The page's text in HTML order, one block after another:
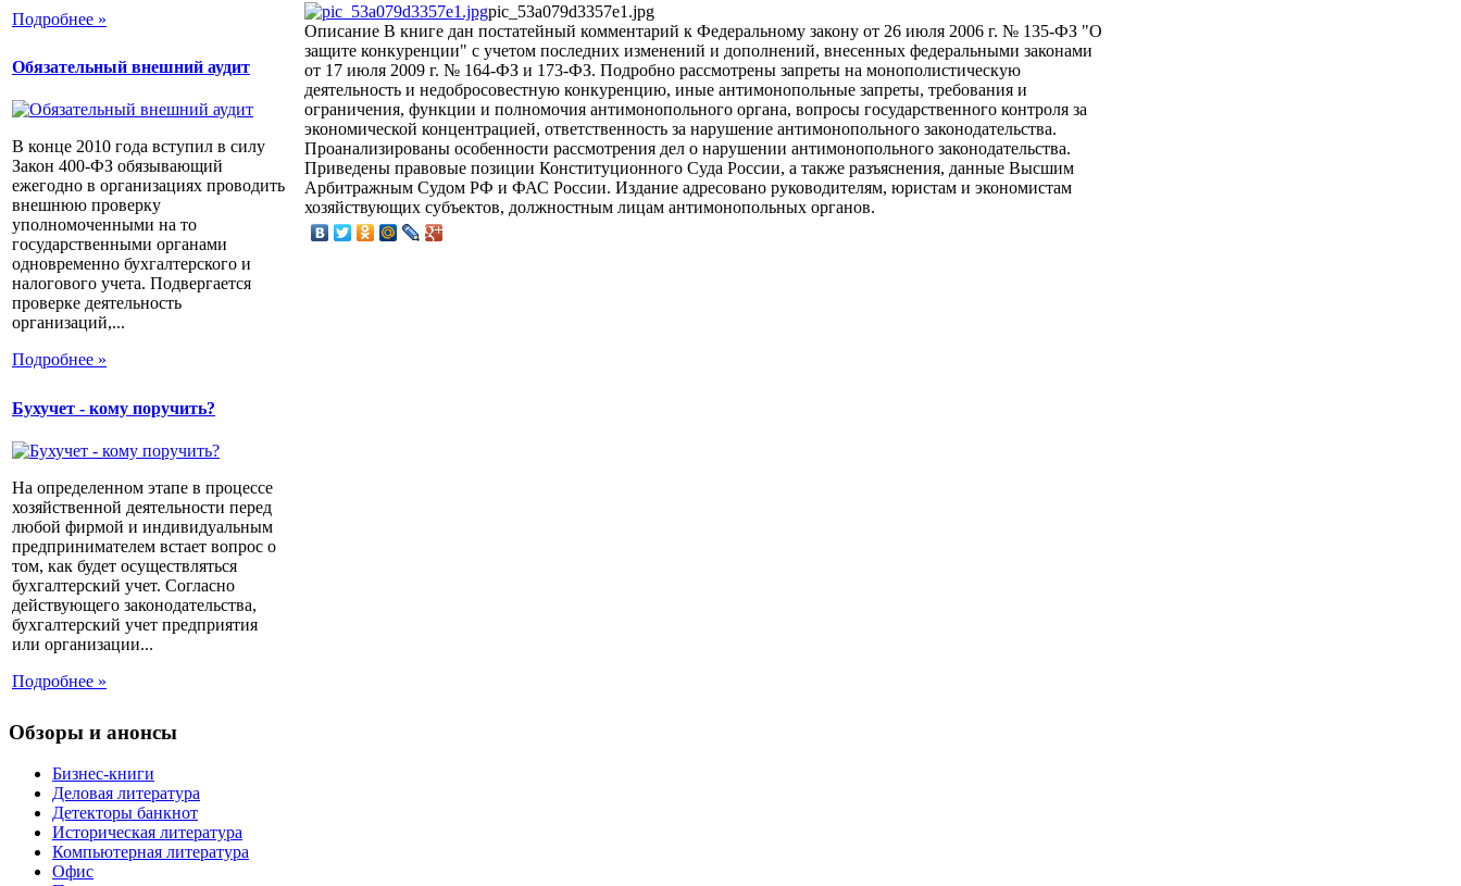
Подробнее »
Обязательный внешний аудит
В конце 2010 года вступил в силу
Закон 400-ФЗ обязывающий
ежегодно в организациях проводить
внешнюю проверку
уполномоченными на то
государственными органами
одновременно бухгалтерского и
налогового учета. Подвергается
проверке деятельность
организаций,...
Подробнее »
Бухучет - кому поручить?
На определенном этапе в процессе
хозяйственной деятельности перед
любой фирмой и индивидуальным
предпринимателем встает вопрос о
том, как будет осуществляться
бухгалтерский учет. Согласно
действующего законодательства,
бухгалтерский учет предприятия
или организации...
Подробнее »
pic_53a079d3357e1.jpg
Описание В книге дан постатейный комментарий к Федеральному закону от 26 июля 2006 г. № 135-ФЗ "О
защите конкуренции" с учетом последних изменений и дополнений, внесенных федеральными законами
от 17 июля 2009 г. № 164-ФЗ и 173-ФЗ. Подробно рассмотрены запреты на монополистическую
деятельность и недобросовестную конкуренцию, иные антимонопольные запреты, требования и
ограничения, функции и полномочия антимонопольного органа, вопросы государственного контроля за
экономической концентрацией, ответственность за нарушение антимонопольного законодательства.
Проанализированы особенности рассмотрения дел о нарушении антимонопольного законодательства.
Приведены правовые позиции Конституционного Суда России, а также разъяснения, данные Высшим
Арбитражным Судом РФ и ФАС России. Издание адресовано руководителям, юристам и экономистам
хозяйствующих субъектов, должностным лицам антимонопольных органов.
Обзоры и анонсы
Бизнес-книги
Деловая литература
Детекторы банкнот
Историческая литература
Компьютерная литература
Офис